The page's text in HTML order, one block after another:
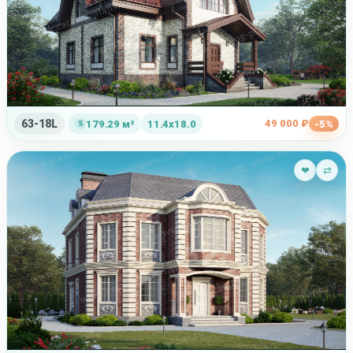
63-18L 179.29 м² 11.4x18.0 49 000 ₽ -5%
❤ ⇄